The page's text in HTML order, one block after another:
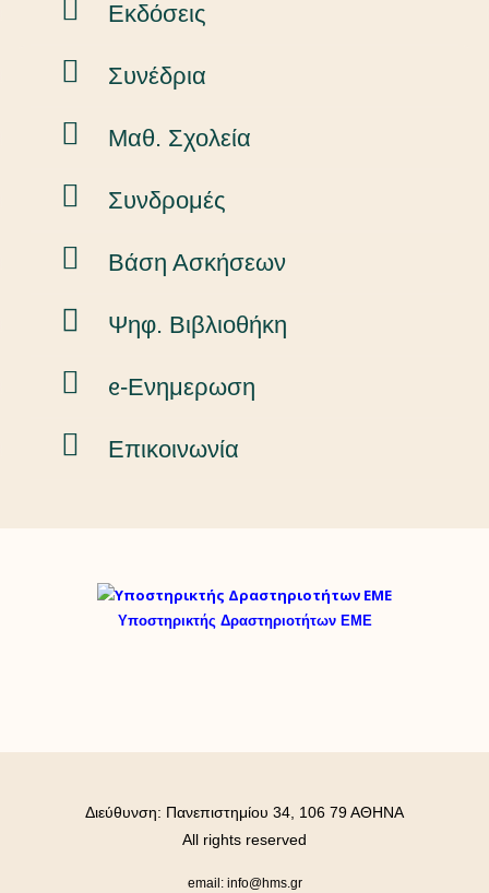
Εκδόσεις
Συνέδρια
Μαθ. Σχολεία
Συνδρομές
Βάση Ασκήσεων
Ψηφ. Βιβλιοθήκη
ᧉ-Ενημερωση
Επικοινωνία
Υποστηρικτής Δραστηριοτήτων ΕΜΕ
email: info@hms.gr
Διεύθυνση: Πανεπιστημίου 34, 106 79 ΑΘΗΝΑ
All rights reserved